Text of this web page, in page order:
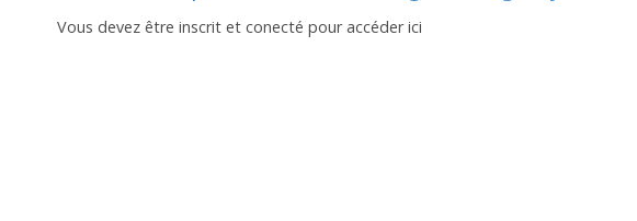
Vous devez être inscrit et conecté pour accéder ici